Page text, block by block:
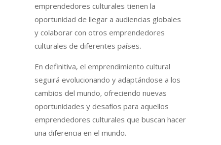
emprendedores culturales tienen la
oportunidad de llegar a audiencias globales
y colaborar con otros emprendedores
culturales de diferentes países.
En definitiva, el emprendimiento cultural
seguirá evolucionando y adaptándose a los
cambios del mundo, ofreciendo nuevas
oportunidades y desafíos para aquellos
emprendedores culturales que buscan hacer
una diferencia en el mundo.